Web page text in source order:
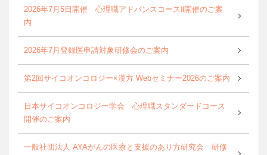
2026年7月5日開催 心理職アドバンスコースⅡ開催のご案
内
2026年7月登録医申請対象研修会のご案内
第2回サイコオンコロジー×漢方 Webセミナー2026のご案内
日本サイコオンコロジー学会 心理職スタンダードコース
開催のご案内
一般社団法人 AYAがんの医療と支援のあり方研究会 研修